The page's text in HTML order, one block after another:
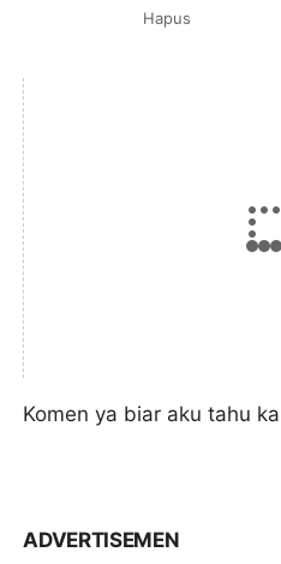
Hapus
Komen ya biar aku tahu
ADVERTISEMEN